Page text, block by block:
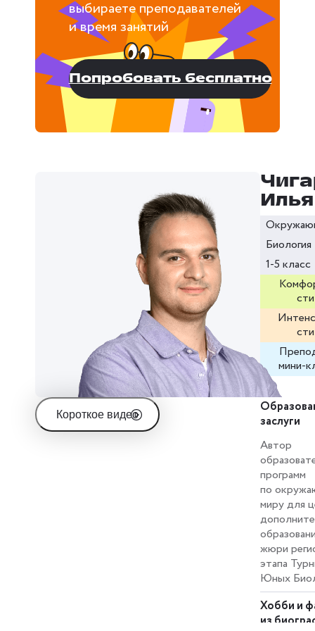
выбираете преподавателей
и время занятий
Попробовать бесплатно
Короткое видео
Илья
Биология
1-5 класс
мини-
заслуги
Автор
программ
по
миру для
жюри
этапа
Юных
Хобби и
из